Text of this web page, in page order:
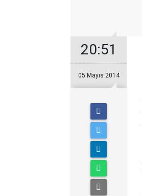
20:51
05 Mayıs 2014